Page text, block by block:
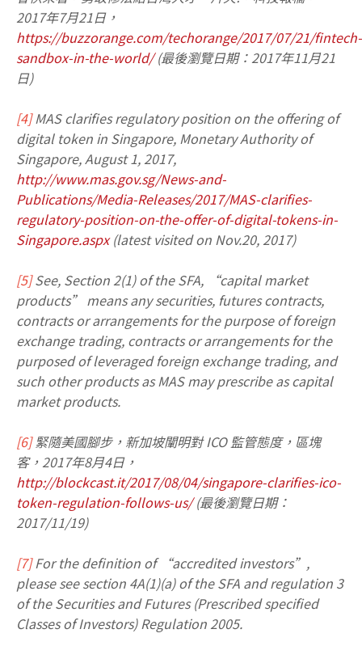
2017年7月21日，
https://buzzorange.com/techorange/2017/07/21/fintech-
sandbox-in-the-world/(最後瀏覽日期：2017年11月21
日)
[4]MAS clarifies regulatory position on the offering of
digital token in Singapore, Monetary Authority of
Singapore, August 1, 2017,
http://www.mas.gov.sg/News-and-
Publications/Media-Releases/2017/MAS-clarifies-
regulatory-position-on-the-offer-of-digital-tokens-in-
Singapore.aspx(latest visited on Nov.20, 2017)
[5]See, Section 2(1) of the SFA, “capital market
products” means any securities, futures contracts,
contracts or arrangements for the purpose of foreign
exchange trading, contracts or arrangements for the
purposed of leveraged foreign exchange trading, and
such other products as MAS may prescribe as capital
market products.
[6]緊隨美國腳步，新加坡闡明對 ICO 監管態度，區塊
客，2017年8月4日，
http://blockcast.it/2017/08/04/singapore-clarifies-ico-
token-regulation-follows-us/(最後瀏覽日期：
2017/11/19)
[7]For the definition of “accredited investors”,
please see section 4A(1)(a) of the SFA and regulation 3
of the Securities and Futures (Prescribed specified
Classes of Investors) Regulation 2005.